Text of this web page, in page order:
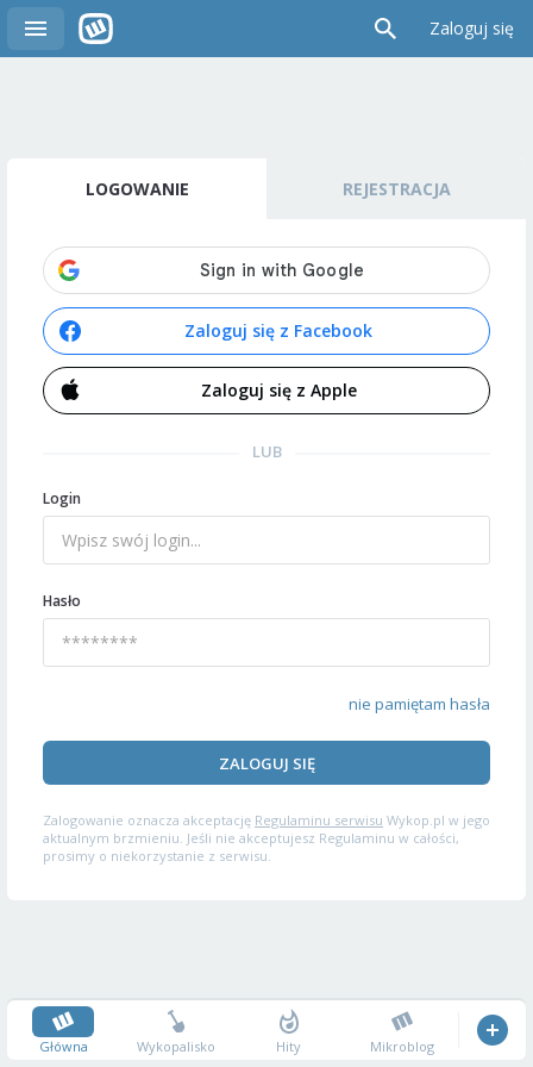
Zaloguj się
LOGOWANIE REJESTRACJA
Zaloguj się z Facebook
Zaloguj się z Apple
LUB
Login
Hasło
nie pamiętam hasła
ZALOGUJ SIĘ
Zalogowanie oznacza akceptację Regulaminu serwisu Wykop.pl w jego
aktualnym brzmieniu. Jeśli nie akceptujesz Regulaminu w całości,
prosimy o niekorzystanie z serwisu.
Główna Wykopalisko Hity Mikroblog